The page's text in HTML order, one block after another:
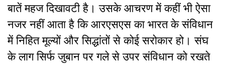
बातें महज दिखावटी है। उसके आचरण में कहीं भी ऐसा
नजर नहीं आता है कि आरएसएस का भारत के संविधान
में निहित मूल्यों और सिद्धांतों से कोई सरोकार हो। संघ
के लाग सिर्फ जुबान पर गले से उपर संविधान को रखते